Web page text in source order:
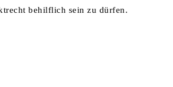
behilflich sein zu dürfen.